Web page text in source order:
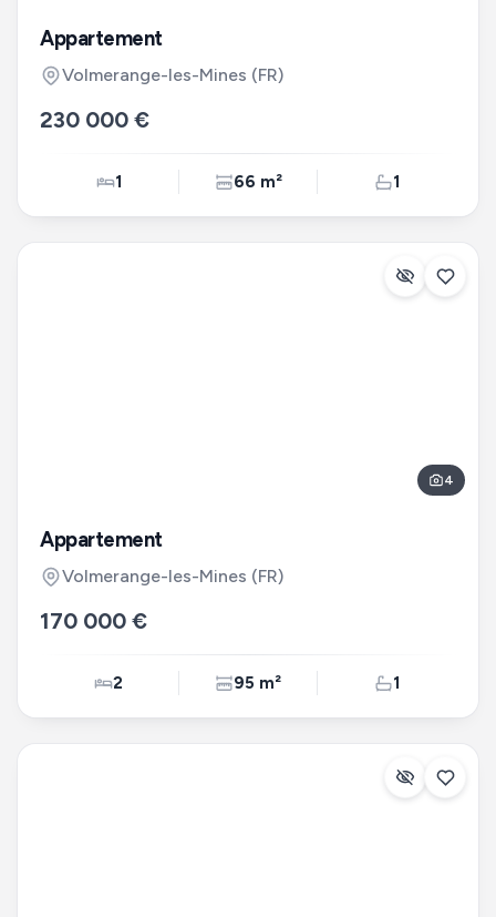
Appartement
Volmerange-les-Mines (FR)
230 000 €
1 66 m² 1
4
Appartement
Volmerange-les-Mines (FR)
170 000 €
2 95 m² 1